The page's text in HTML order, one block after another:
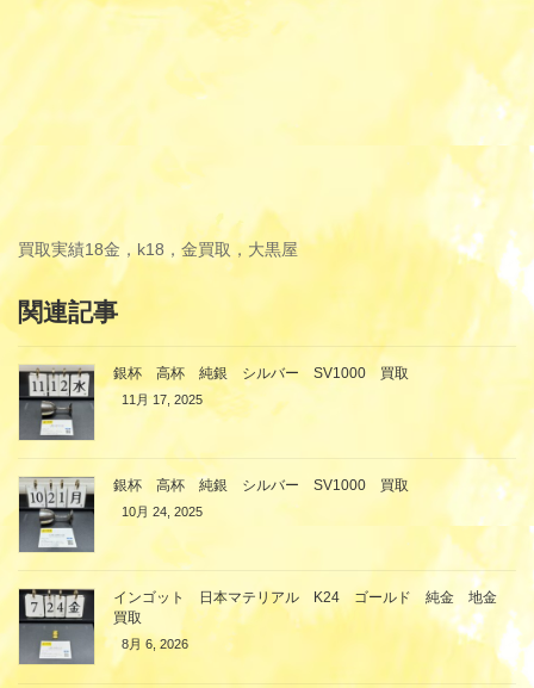
買取実績18金，k18，金買取，大黒屋
関連記事
銀杯 高杯 純銀 シルバー SV1000 買取
11月 17, 2025
銀杯 高杯 純銀 シルバー SV1000 買取
10月 24, 2025
インゴット 日本マテリアル K24 ゴールド 純金 地金
買取
8月 6, 2026